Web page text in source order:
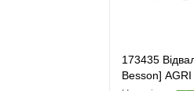
173435
Besson]